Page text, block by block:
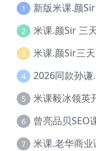
1
2
3
4
5
6
7